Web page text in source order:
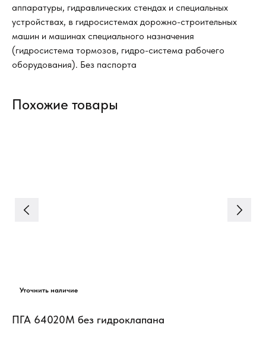
аппаратуры, гидравлических стендах и специальных
устройствах, в гидросистемах дорожно-строительных
машин и машинах специального назначения
(гидросистема тормозов, гидро-система рабочего
оборудования). Без паспорта
Похожие товары
ПГА 64020М без гидроклапана